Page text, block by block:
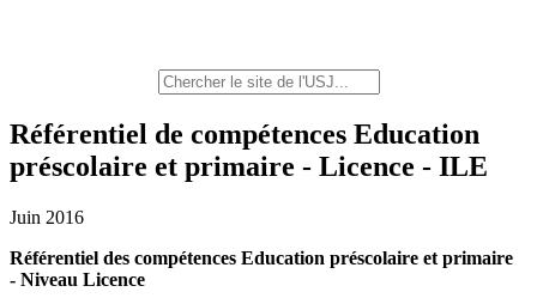
Référentiel de compétences Education
préscolaire et primaire - Licence - ILE
Juin 2016
Référentiel des compétences Education préscolaire et primaire
- Niveau Licence